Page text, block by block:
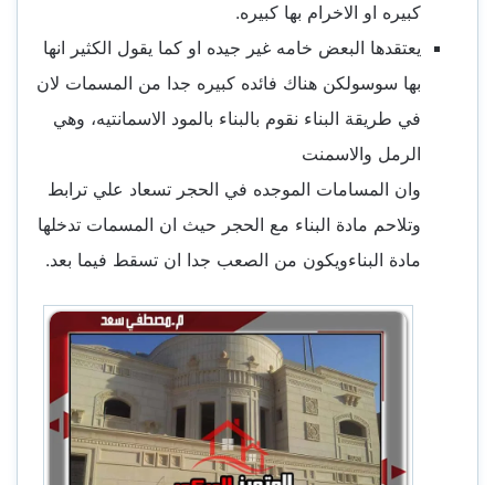
كبيره او الاخرام بها كبيره.
يعتقدها البعض خامه غير جيده او كما يقول الكثير انها
بها سوسولكن هناك فائده كبيره جدا من المسمات لان
في طريقة البناء نقوم بالبناء بالمود الاسمانتيه، وهي
الرمل والاسمنت
وان المسامات الموجده في الحجر تسعاد علي ترابط
وتلاحم مادة البناء مع الحجر حيث ان المسمات تدخلها
مادة البناءويكون من الصعب جدا ان تسقط فيما بعد.